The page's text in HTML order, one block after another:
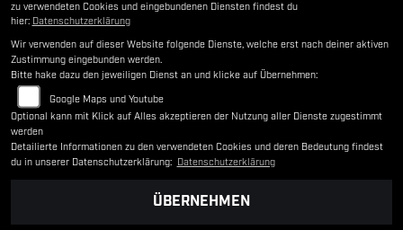
Sommeröffnungszeiten
Montag:
09:30 - 12:00 und 13:00 - 18:00
Dienstag:
09:30 - 12:00 und 13:00 - 18:00
Mittwoch:
Donnerstag:
09:30 - 12:00 und 13:00 - 18:00
Freitag:
Samstag:
09:00 - 12:00
Sonntag:
zu verwendeten Cookies und eingebundenen Diensten findest du
hier: Datenschutzerklärung
Wir verwenden auf dieser Website folgende Dienste, welche erst nach deiner aktiven
Zustimmung eingebunden werden.
Bitte hake dazu den jeweiligen Dienst an und klicke auf Übernehmen:
Google Maps und Youtube
Optional kann mit Klick auf Alles akzeptieren der Nutzung aller Dienste zugestimmt
werden
Detailierte Informationen zu den verwendeten Cookies und deren Bedeutung findest
du in unserer Datenschutzerklärung: Datenschutzerklärung
ÜBERNEHMEN